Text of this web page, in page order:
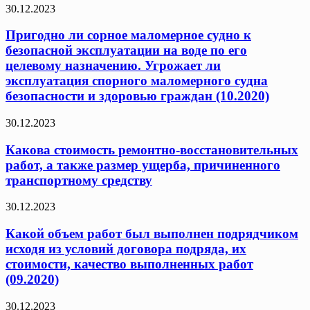
30.12.2023
Пригодно ли сорное маломерное судно к
безопасной эксплуатации на воде по его
целевому назначению. Угрожает ли
эксплуатация спорного маломерного судна
безопасности и здоровью граждан (10.2020)
30.12.2023
Какова стоимость ремонтно-восстановительных
работ, а также размер ущерба, причиненного
транспортному средству
30.12.2023
Какой объем работ был выполнен подрядчиком
исходя из условий договора подряда, их
стоимости, качество выполненных работ
(09.2020)
30.12.2023